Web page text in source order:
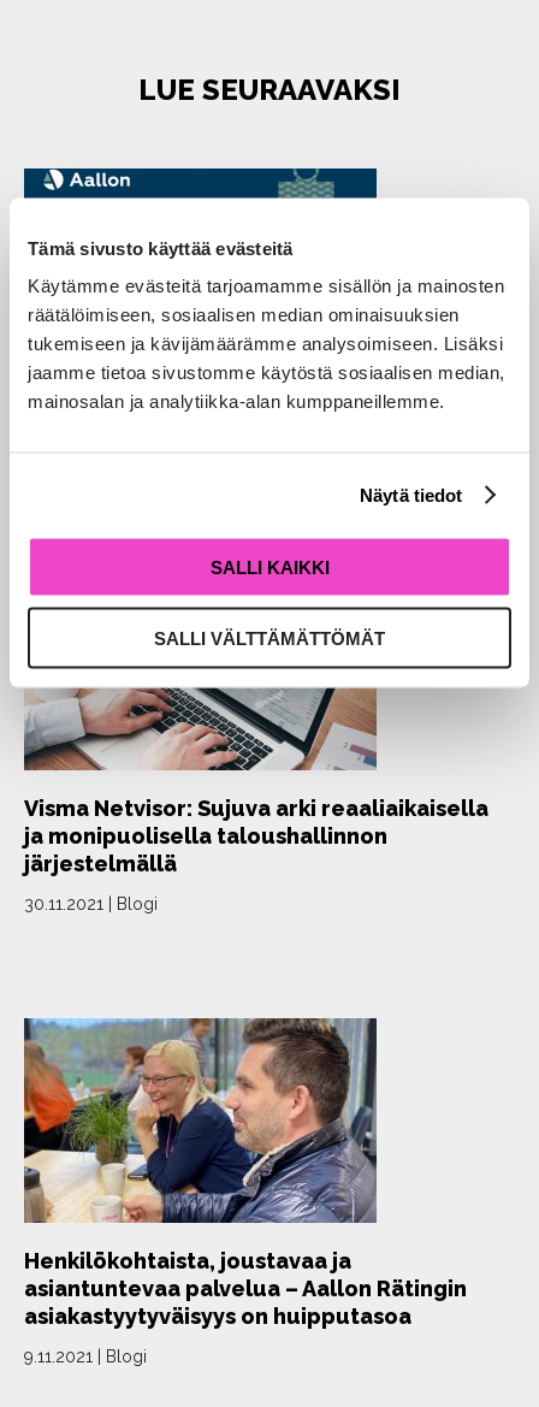
Tämä sivusto käyttää evästeitä
Käytämme evästeitä tarjoamamme sisällön ja mainosten
räätälöimiseen, sosiaalisen median ominaisuuksien
tukemiseen ja kävijämäärämme analysoimiseen. Lisäksi
jaamme tietoa sivustomme käytöstä sosiaalisen median,
mainosalan ja analytiikka-alan kumppaneillemme.
Näytä tiedot
SALLI KAIKKI
SALLI VÄLTTÄMÄTTÖMÄT
LUE SEURAAVAKSI
Kiitos kuluneesta vuodesta 2021!
Visma Netvisor: Sujuva arki reaaliaikaisella
ja monipuolisella taloushallinnon
järjestelmällä
30.11.2021 Blogi
Henkilökohtaista, joustavaa ja
asiantuntevaa palvelua – Aallon Rätingin
asiakastyytyväisyys on huipputasoa
9.11.2021 Blogi